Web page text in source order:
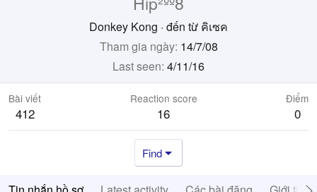
Donkey Kong · đến từ คิเซค
Tham gia ngày 14/7/08
Last seen 4/11/16
Bài viết
412
Reaction score
16
Điểm
0
Find